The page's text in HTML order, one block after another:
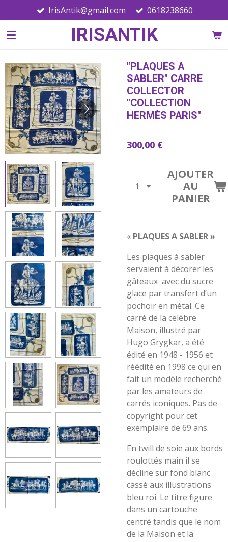
au
contenu
IRISANTIK
IrisAntik@gmail.com 0618238660
"PLAQUES A
SABLER" CARRE
COLLECTOR
"COLLECTION
HERMÈS PARIS"
300,00 €
AJOUTER
AU
PANIER
« PLAQUES A SABLER »
Les plaques à sabler
servaient à décorer les
gâteaux avec du sucre
glace par transfert d’un
pochoir en métal. Ce
carré de la celèbre
Maison, illustré par
Hugo Grygkar, a été
édité en 1948 - 1956 et
réédité en 1998 ce qui en
fait un modèle recherché
par les amateurs de
carrés iconiques. Pas de
copyright pour cet
exemplaire de 69 ans.
En twill de soie aux bords
roulottés main il se
décline sur fond blanc
cassé aux illustrations
bleu roi. Le titre figure
dans un cartouche
centré tandis que le nom
de la Maison et la